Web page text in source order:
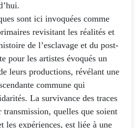
sont ici invoquées comme
revisitant les réalités et
de l’esclavage et du post-
pour les artistes évoqués un
leurs productions, révélant une
commune qui
La survivance des traces
quelles que soient
les expériences, est liée à une